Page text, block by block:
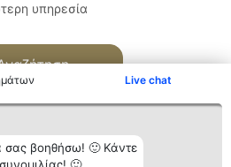
Live chat
σας βοηθήσω! 🙂 Κάντε
υπηρεσία